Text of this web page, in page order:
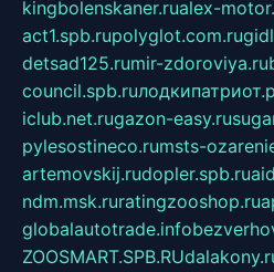
kingbolenskaner.rualex-
act1.spb.rupolyglot.com.ru
detsad125.rumir-zdoroviya.ru
council.spb.ru
iclub.net.rugazon-easy.ru
pylesostineco.rumsts-
artemovskij.rudopler.spb.ru
ndm.msk.ruratingzooshop.ru
globalautotrade.info
ZOOSMART.SPB.RU